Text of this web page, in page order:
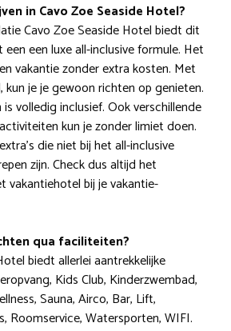
in Cavo Zoe Seaside Hotel?
Cavo Zoe Seaside Hotel biedt dit
een luxe all-inclusive formule. Het
vakantie zonder extra kosten. Met
kun je je gewoon richten op genieten.
volledig inclusief. Ook verschillende
kun je zonder limiet doen.
die niet bij het all-inclusive
zijn. Check dus altijd het
vakantiehotel bij je vakantie-
qua faciliteiten?
biedt allerlei aantrekkelijke
Kids Club, Kinderzwembad,
Sauna, Airco, Bar, Lift,
Roomservice, Watersporten, WIFI.